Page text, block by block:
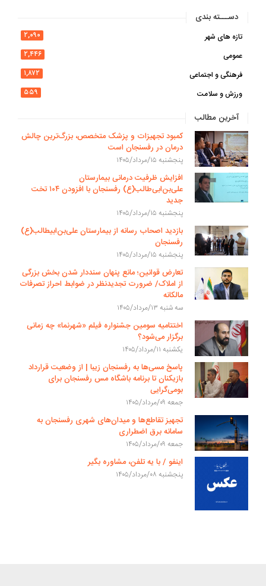
دســـته بندی
تازه های شهر
۲,۰۹۰
عمومی
۲,۴۴۶
فرهنگی و اجتماعی
۱,۸۷۲
ورزش و سلامت
۵۵۹
آخرین مطالب
کمبود تجهیزات و پزشک متخصص، بزرگ‌ترین چالش
درمان در رفسنجان است
پنجشنبه ۱۵/مرداد/۱۴۰۵
افزایش ظرفیت درمانی بیمارستان
علی‌بن‌ابی‌طالب(ع) رفسنجان با افزودن ۱۰۴ تخت
جدید
پنجشنبه ۱۵/مرداد/۱۴۰۵
بازدید اصحاب رسانه از بیمارستان علی‌بن‌ابیطالب(ع)
رفسنجان
پنجشنبه ۱۵/مرداد/۱۴۰۵
تعارض قوانین؛ مانع پنهان سنددار شدن بخش بزرگی
از املاک/ ضرورت تجدیدنظر در ضوابط احراز تصرفات
مالکانه
سه شنبه ۱۳/مرداد/۱۴۰۵
اختتامیه سومین جشنواره فیلم «شهرنما» چه زمانی
برگزار می‌شود؟
یکشنبه ۱۱/مرداد/۱۴۰۵
پاسخ مسی‌ها به رفسنجان زیبا | از وضعیت قرارداد
بازیکنان تا برنامه باشگاه مس رفسنجان برای
بومی‌گرایی
جمعه ۰۹/مرداد/۱۴۰۵
تجهیز تقاطع‌ها و میدان‌های شهری رفسنجان به
سامانه برق اضطراری
جمعه ۰۹/مرداد/۱۴۰۵
اینفو / با یه تلفن، مشاوره بگیر
پنجشنبه ۰۸/مرداد/۱۴۰۵